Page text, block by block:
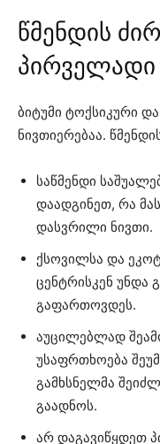
წმენდის
პირველადი
ბიტუმი ტოქსიკური
ნივთიერებაა.
საწმენდი
დაადგინეთ, რა
დასვრილი ნივთი.
ქსოვილსა და
ცენტრისკენ უნდა
გაფართოვდეს.
აუცილებლად
უსაფრთხოება
გამხსნელმა
გაადნოს.
არ დაგავიწყდეთ